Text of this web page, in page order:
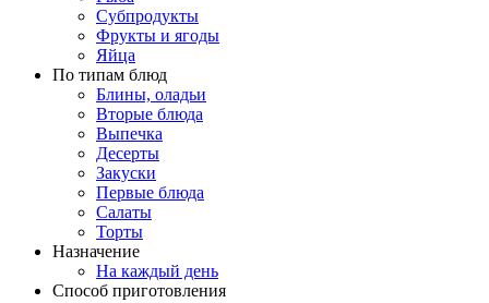
Субпродукты
Фрукты и ягоды
Яйца
По типам блюд
Блины, оладьи
Вторые блюда
Выпечка
Десерты
Закуски
Первые блюда
Салаты
Торты
Назначение
На каждый день
Способ приготовления